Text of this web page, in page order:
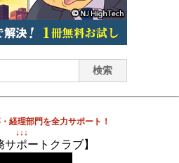
経理部門を全力サポート！
↓↓↓
サポートクラブ】